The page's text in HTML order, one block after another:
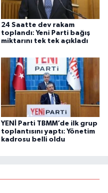
24 Saatte dev rakam
toplandı: Yeni Parti bağış
miktarını tek tek açıkladı
YENİ Parti TBMM’de ilk grup
toplantısını yaptı: Yönetim
kadrosu belli oldu